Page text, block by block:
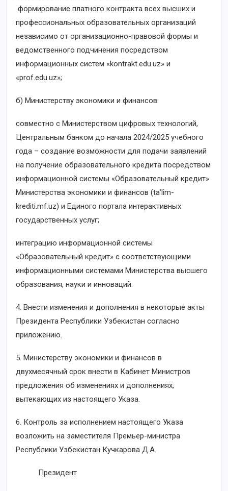
формирование платного контракта всех высших и
профессиональных образовательных организаций
независимо от организационно-правовой формы и
ведомственного подчинения посредством
информационных систем «kontrakt.edu.uz» и
«prof.edu.uz»;
б) Министерству экономики и финансов:
совместно с Министерством цифровых технологий,
Центральным банком до начала 2024/2025 учебного
года – создание возможности для подачи заявлений
на получение образовательного кредита посредством
информационной системы «Образовательный кредит»
Министерства экономики и финансов (ta’lim-
krediti.mf.uz) и Единого портала интерактивных
государственных услуг;
интеграцию информационной системы
«Образовательный кредит» с соответствующими
информационными системами Министерства высшего
образования, науки и инноваций.
4. Внести изменения и дополнения в некоторые акты
Президента Республики Узбекистан согласно
приложению.
5. Министерству экономики и финансов в
двухмесячный срок внести в Кабинет Министров
предложения об изменениях и дополнениях,
вытекающих из настоящего Указа.
6. Контроль за исполнением настоящего Указа
возложить на заместителя Премьер-министра
Республики Узбекистан Кучкарова Д.А.
Президент